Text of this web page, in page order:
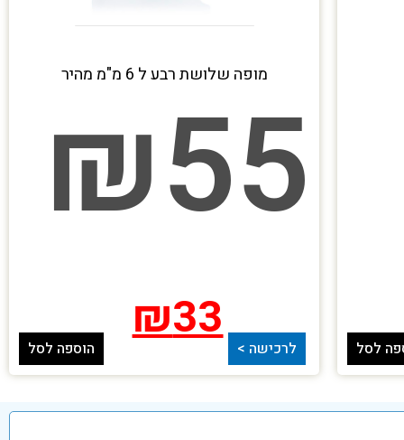
לסל
מופה שלושת רבע ל 6 מ"מ מהיר₪55
₪33 הוספה לסל לרכישה >